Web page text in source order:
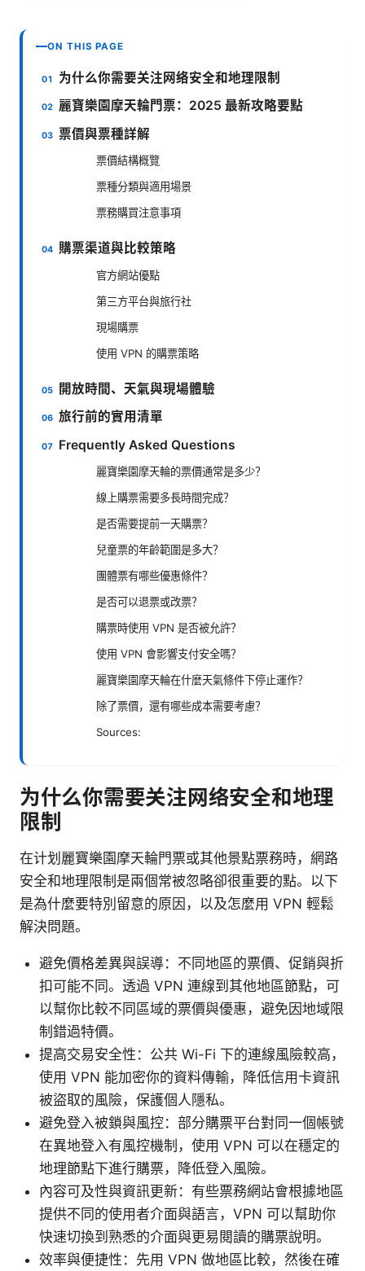
ON THIS PAGE
为什么你需要关注网络安全和地理限制
麗寶樂園摩天輪門票：2025 最新攻略要點
票價與票種詳解
票價結構概覽
票種分類與適用場景
票務購買注意事項
購票渠道與比較策略
官方網站優點
第三方平台與旅行社
現場購票
使用 VPN 的購票策略
開放時間、天氣與現場體驗
旅行前的實用清單
Frequently Asked Questions
麗寶樂園摩天輪的票價通常是多少？
線上購票需要多長時間完成？
是否需要提前一天購票？
兒童票的年齡範圍是多大？
團體票有哪些優惠條件？
是否可以退票或改票？
購票時使用 VPN 是否被允許？
使用 VPN 會影響支付安全嗎？
麗寶樂園摩天輪在什麼天氣條件下停止運作？
除了票價，還有哪些成本需要考慮？
Sources:
为什么你需要关注网络安全和地理
限制
在计划麗寶樂園摩天輪門票或其他景點票務時，網路
安全和地理限制是兩個常被忽略卻很重要的點。以下
是為什麼要特別留意的原因，以及怎麼用 VPN 輕鬆
解決問題。
避免價格差異與誤導：不同地區的票價、促銷與折
扣可能不同。透過 VPN 連線到其他地區節點，可
以幫你比較不同區域的票價與優惠，避免因地域限
制錯過特價。
提高交易安全性：公共 Wi-Fi 下的連線風險較高，
使用 VPN 能加密你的資料傳輸，降低信用卡資訊
被盜取的風險，保護個人隱私。
避免登入被鎖與風控：部分購票平台對同一個帳號
在異地登入有風控機制，使用 VPN 可以在穩定的
地理節點下進行購票，降低登入風險。
內容可及性與資訊更新：有些票務網站會根據地區
提供不同的使用者介面與語言，VPN 可以幫助你
快速切換到熟悉的介面與更易閱讀的購票說明。
效率與便捷性：先用 VPN 做地區比較，然後在確